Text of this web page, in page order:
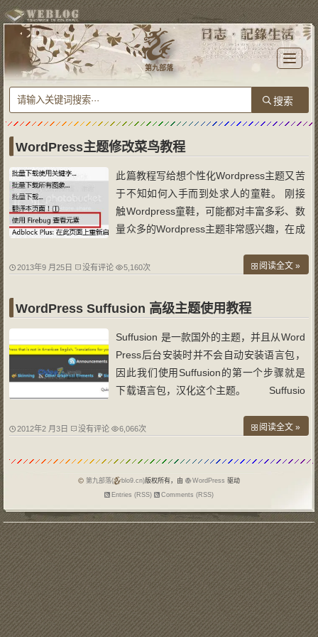
T
o
l
e
n
i
n
第九部落
WordPress主题修改菜鸟教程
此篇教程写给想个性化Wordpress主题又苦
于不知如何入手而到处求人的童鞋。 刚接
触Wordpress童鞋，可能都对丰富多彩、数
量众多的Wordpress主题非常感兴趣，在成
的，但最终会发现几乎没有一款主题能完全
改，但又苦于对网页制作一无所知，只能望
洋
2013年9 月25日 没有评论 5,160次 阅读全文 »
WordPress Suffusion 高级主题使用教程
Suffusion 是一款国外的主题，并且从Word
Press后台安装时并不会自动安装语言包，
因此我们使用Suffusion的第一个步骤就是
下载语言包，汉化这个主题。 Suffusio
示，点击链接就可以下载后就可以挑选简体
办法就是将语言包内文件解压至主题目录
2012年2 月3日 没有评论 6,066次 阅读全文 »
第九部落( blo9.cn)版权所有，由 WordPress 驱动
Entries (RSS)
Comments (RSS)